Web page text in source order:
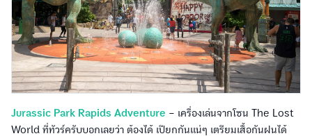
Jurassic Park Rapids Adventure – เครื่องเล่นจากโซน The Lost
World ที่ทัวร์ครับบอกเลยว่า ต้องได้ เปียกกันแน่ๆ เตรียมเสื้อกันฝนได้